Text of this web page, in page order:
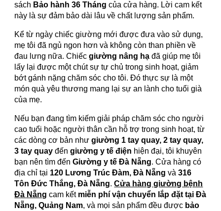
sách Bảo hành 36 Tháng của cửa hàng. Lời cam kết
này là sự đảm bảo dài lâu về chất lượng sản phẩm.
Kể từ ngày chiếc giường mới được đưa vào sử dụng,
mẹ tôi đã ngủ ngon hơn và không còn than phiền về
đau lưng nữa. Chiếcgiường nâng hạ đã giúp mẹ tôi
lấy lại được một chút sự tự chủ trong sinh hoạt, giảm
bớt gánh nặng chăm sóc cho tôi. Đó thực sự là một
món quà yêu thương mang lại sự an lành cho tuổi già
của mẹ.
Nếu bạn đang tìm kiếm giải pháp chăm sóc cho người
cao tuổi hoặc người thân cần hỗ trợ trong sinh hoạt, từ
các dòng cơ bản nhưgiường 1 tay quay, 2 tay quay,
3 tay quay đếngiường y tế điện hiện đại, tôi khuyên
bạn nên tìm đếnGiường y tế Đà Nẵng. Cửa hàng có
địa chỉ tại 120 Lương Trúc Đàm, Đà Nẵng và316
Tôn Đức Thắng, Đà Nẵng.Cửa hàng giường bệnh
Đà Nẵng cam kết miễn phí vận chuyển lắp đặt tại Đà
Nẵng, Quảng Nam, và mọi sản phẩm đều được bảo